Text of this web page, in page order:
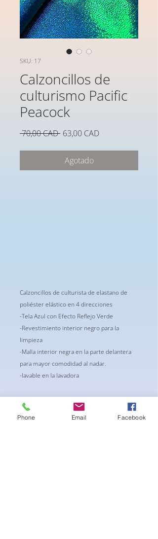
SKU: 17
Calzoncillos de
culturismo Pacific
Peacock
70,00 CAD Precio
63,00 CADPrecio
Agotado
Calzoncillos de culturista de elastano de
poliéster elástico en 4 direcciones
-Tela Azul con Efecto Reflejo Verde
-Revestimiento interior negro para la
limpieza
-Malla interior negra en la parte delantera
para mayor comodidad al nadar.
-lavable en la lavadora
Phone Email Facebook